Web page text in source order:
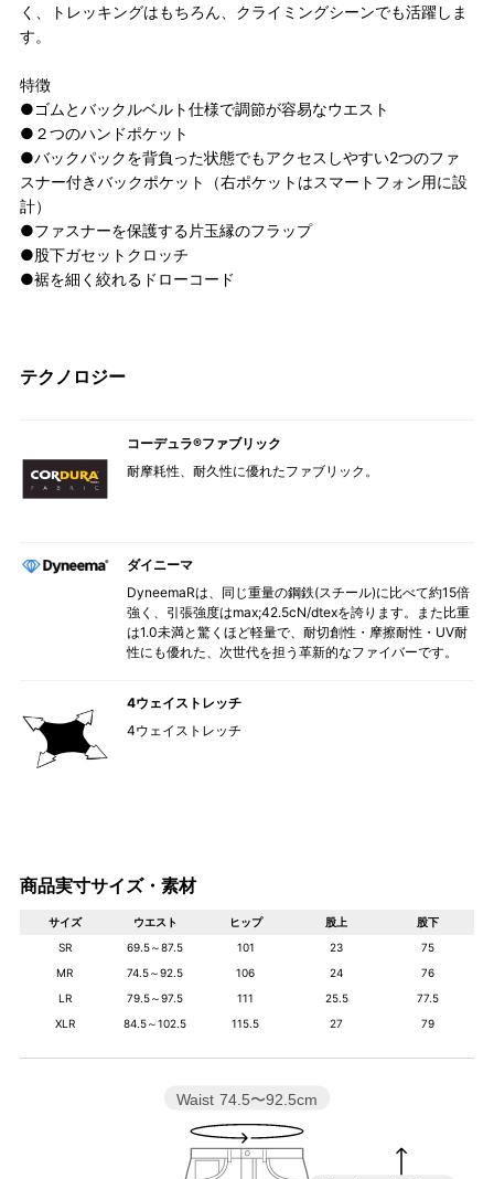
く、トレッキングはもちろん、クライミングシーンでも活躍しま
す。
特徴
●ゴムとバックルベルト仕様で調節が容易なウエスト
●２つのハンドポケット
●バックパックを背負った状態でもアクセスしやすい2つのファ
スナー付きバックポケット（右ポケットはスマートフォン用に設
計）
●ファスナーを保護する片玉縁のフラップ
●股下ガセットクロッチ
●裾を細く絞れるドローコード
テクノロジー
コーデュラ®ファブリック
耐摩耗性、耐久性に優れたファブリック。
ダイニーマ
DyneemaRは、同じ重量の鋼鉄(スチール)に比べて約15倍
強く、引張強度はmax;42.5cN/dtexを誇ります。また比重
は1.0未満と驚くほど軽量で、耐切創性・摩擦耐性・UV耐
性にも優れた、次世代を担う革新的なファイバーです。
4ウェイストレッチ
4ウェイストレッチ
商品実寸サイズ・素材
サイズ ウエスト ヒップ 股上
股下
SR
69.5～87.5 101 23
75
MR
74.5～92.5 106 24
76
LR
79.5～97.5 111 25.5
77.5
XLR
84.5～102.5 115.5 27 79
Waist 74.5〜92.5cm